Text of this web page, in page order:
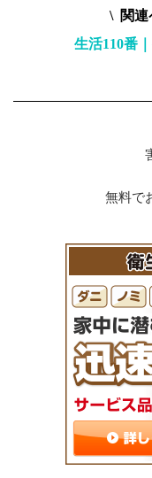
\ 関連
生活110番
無料で